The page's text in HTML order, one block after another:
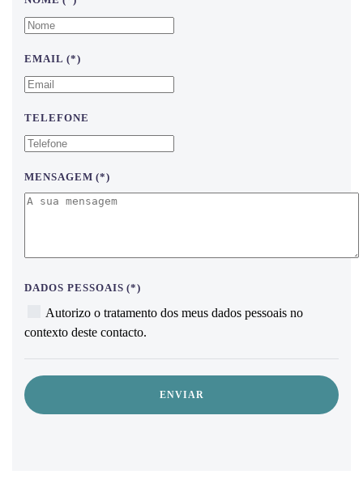
EMAIL (*)
TELEFONE
MENSAGEM (*)
DADOS PESSOAIS (*)
Autorizo o tratamento dos meus dados pessoais no
contexto deste contacto.
ENVIAR